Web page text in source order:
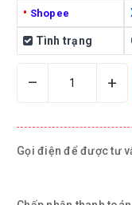
• Shopee
Tình trạng
– +
Gọi điện để được tư